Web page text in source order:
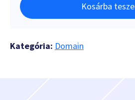
Kosárba
Kategória: Domain